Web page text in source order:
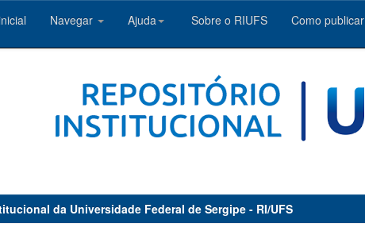
Navegar Ajuda Sobre o RIUFS Como publicar
da Universidade Federal de Sergipe - RI/UFS